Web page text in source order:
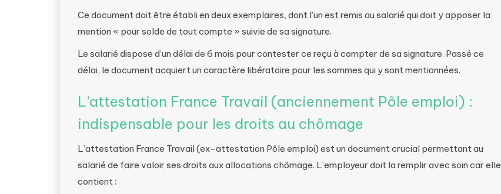
Ce document doit être établi en deux exemplaires, dont l’un est remis au salarié qui doit y apposer la
mention « pour solde de tout compte » suivie de sa signature.
Le salarié dispose d’un délai de 6 mois pour contester ce reçu à compter de sa signature. Passé ce
délai, le document acquiert un caractère libératoire pour les sommes qui y sont mentionnées.
L’attestation France Travail (anciennement Pôle emploi) :
indispensable pour les droits au chômage
L’attestation France Travail (ex-attestation Pôle emploi) est un document crucial permettant au
salarié de faire valoir ses droits aux allocations chômage. L’employeur doit la remplir avec soin car elle
contient :